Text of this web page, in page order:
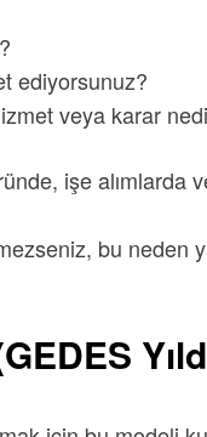
ediyorsunuz?
veya karar
işe alımlarda
bu neden